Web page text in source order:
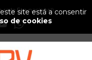
rede fixa nacional)
site está a consentir
de cookies